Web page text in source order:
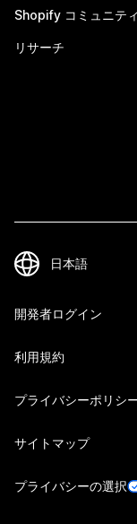
Shopify コミュニティ
リサーチ
開発者ログイン
利用規約
プライバシーポリシ
サイトマップ
プライバシーの選択